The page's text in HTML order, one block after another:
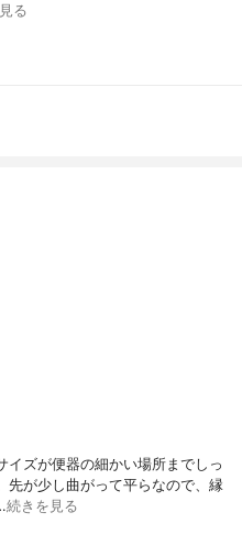
る
イズが便器の細かい場所までしっ
先が少し曲がって平らなので、縁
続きを見る